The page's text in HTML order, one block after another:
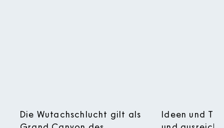
Die Wutachschlucht gilt als
Ideen und